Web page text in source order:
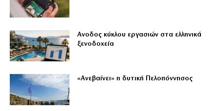
Ανοδος κύκλου εργασιών στα ελληνικά
ξενοδοχεία
«Ανεβαίνει» η δυτική Πελοπόννησος